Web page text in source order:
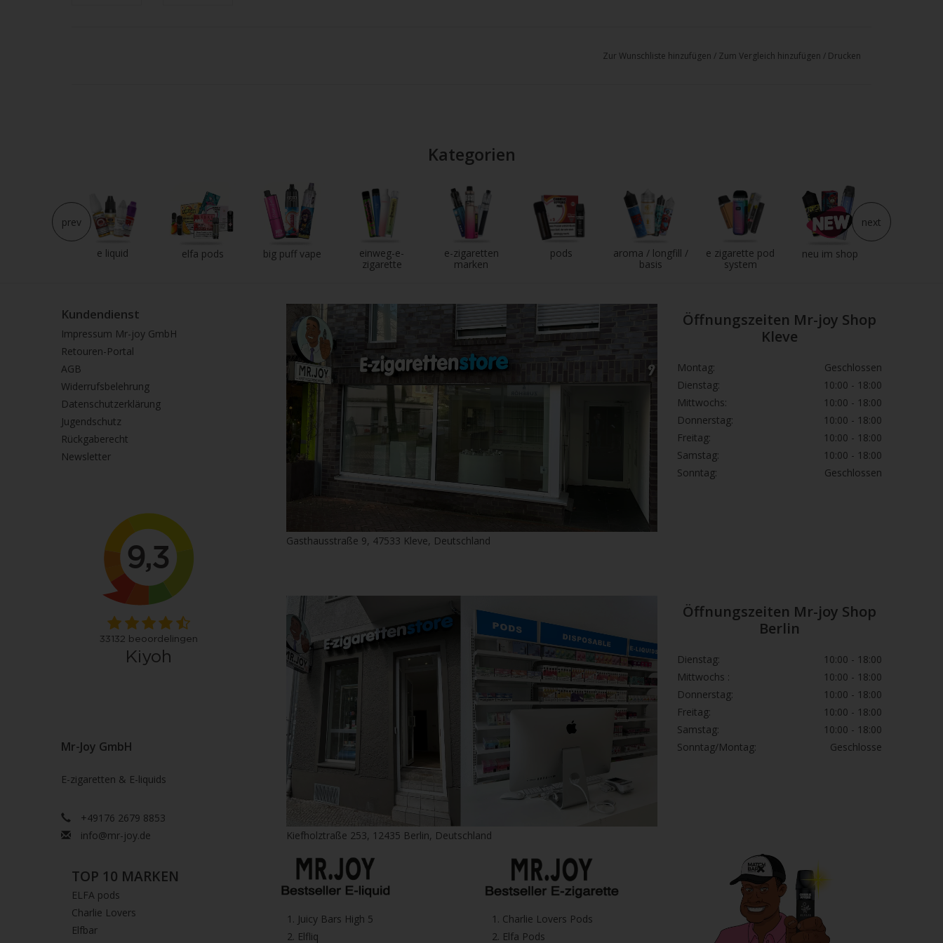
Zur Wunschliste hinzufügen / Zum Vergleich hinzufügen / Drucken
Kategorien
e liquid elfa pods big puff vape
einweg-e-
zigarette
e-zigaretten
marken
pods
aroma / longfill /
basis
e zigarette pod
system
neu im shop
prev next
Kundendienst
Impressum Mr-joy GmbH
Retouren-Portal
AGB
Widerrufsbelehrung
Datenschutzerklärung
Jugendschutz
Rückgaberecht
Newsletter
Mr-Joy GmbH
E-zigaretten & E-liquids
+49176 2679 8853
info@mr-joy.de
Gasthausstraße 9, 47533 Kleve, Deutschland
Kiefholztraße 253, 12435 Berlin, Deutschland
Öffnungszeiten Mr-joy Shop
Kleve
Montag:
Geschlossen
Dienstag:
10:00 - 18:00
Mittwochs:
10:00 - 18:00
Donnerstag:
10:00 - 18:00
Freitag:
10:00 - 18:00
Samstag:
10:00 - 18:00
Sonntag:
Geschlossen
Öffnungszeiten Mr-joy Shop
Berlin
Dienstag:
10:00 - 18:00
Mittwochs :
10:00 - 18:00
Donnerstag:
10:00 - 18:00
Freitag:
10:00 - 18:00
Samstag:
10:00 - 18:00
Sonntag/Montag:
Geschlosse
TOP 10 MARKEN
ELFA pods
Charlie Lovers
Elfbar
1.⁠ ⁠Juicy Bars High 5
2.⁠ ⁠⁠Elfliq
1.⁠ ⁠Charlie Lovers Pods
2.⁠ ⁠⁠Elfa Pods